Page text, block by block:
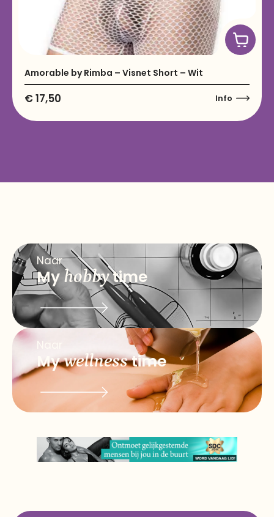
Amorable by Rimba – Visnet Short – Wit
€17,50 Info
Naar
Myhobbytime
Naar
Mywellnesstime